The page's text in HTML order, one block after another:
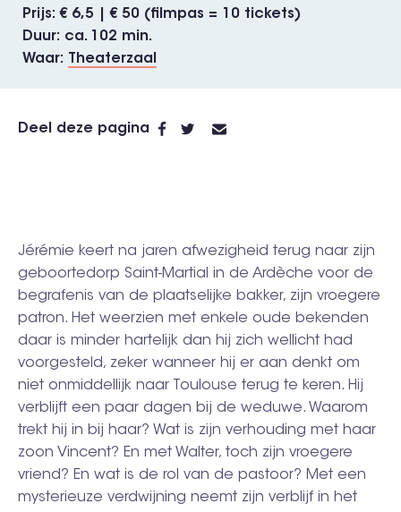
Prijs
€ 6,5 | € 50 (filmpas = 10 tickets)
Duur
ca. 102 min.
Waar
Theaterzaal
Deel deze pagina
Jérémie keert na jaren afwezigheid terug naar zijn
geboortedorp Saint-Martial in de Ardèche voor de
begrafenis van de plaatselijke bakker, zijn vroegere
patron. Het weerzien met enkele oude bekenden
daar is minder hartelijk dan hij zich wellicht had
voorgesteld, zeker wanneer hij er aan denkt om
niet onmiddellijk naar Toulouse terug te keren. Hij
verblijft een paar dagen bij de weduwe. Waarom
trekt hij in bij haar? Wat is zijn verhouding met haar
zoon Vincent? En met Walter, toch zijn vroegere
vriend? En wat is de rol van de pastoor? Met een
mysterieuze verdwijning neemt zijn verblijf in het